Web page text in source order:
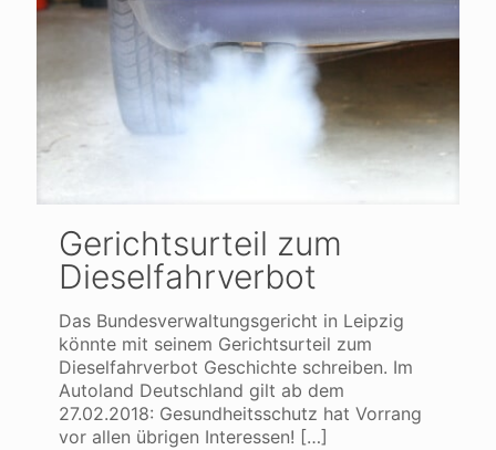
Gerichtsurteil zum
Dieselfahrverbot
Das Bundesverwaltungsgericht in Leipzig
könnte mit seinem Gerichtsurteil zum
Dieselfahrverbot Geschichte schreiben. Im
Autoland Deutschland gilt ab dem
27.02.2018: Gesundheitsschutz hat Vorrang
vor allen übrigen Interessen! […]